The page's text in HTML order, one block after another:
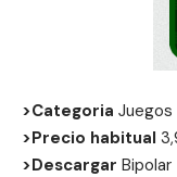
>Categoria Juegos
>Precio habitual
>Descargar Bipolar